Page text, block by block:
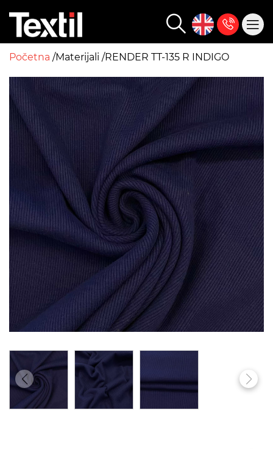
Početna Materijali RENDER TT-135 R INDIGO